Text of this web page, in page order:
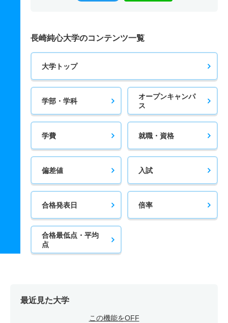
長崎純心大学のコンテンツ一覧
大学トップ
学部・学科
オープンキャンパ
ス
学費 就職・資格
偏差値 入試
合格発表日 倍率
合格最低点・平均
点
最近見た大学
この機能をOFF